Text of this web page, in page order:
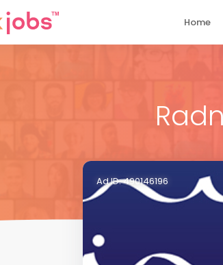
Home
Ad ID: 490146196